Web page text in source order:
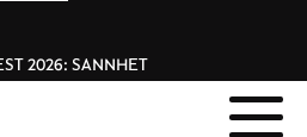
2026: SANNHET